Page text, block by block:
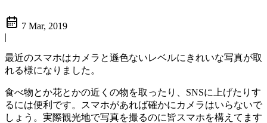
7 Mar, 2019
|
最近のスマホはカメラと遜色ないレベルにきれいな写真が取
れる様になりました。
食べ物とか花とかの近くの物を取ったり、SNSに上げたりす
るには便利です。スマホがあれば確かにカメラはいらないで
しょう。実際観光地で写真を撮るのに皆スマホを構えてます